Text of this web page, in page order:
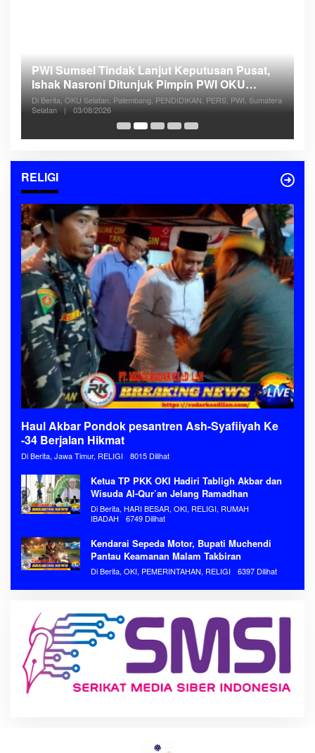
PWI Sumsel Tindak Lanjut Keputusan Pusat,
Ishak Nasroni Ditunjuk Pimpin PWI OKU
Selatan Siapkan Konferkap IV
Di Berita, OKU Selatan, Palembang, PENDIDIKAN, PERS, PWI, Sumatera
Selatan
| 03/08/2026
RELIGI
Haul Akbar Pondok pesantren Ash-Syafiiyah Ke
-34 Berjalan Hikmat
Di Berita, Jawa Timur, RELIGI 8015 Dilihat
Ketua TP PKK OKI Hadiri Tabligh Akbar dan
Wisuda Al-Qur’an Jelang Ramadhan
Di Berita, HARI BESAR, OKI, RELIGI, RUMAH
IBADAH
6749 Dilihat
Kendarai Sepeda Motor, Bupati Muchendi
Pantau Keamanan Malam Takbiran
Di Berita, OKI, PEMERINTAHAN, RELIGI 6397 Dilihat